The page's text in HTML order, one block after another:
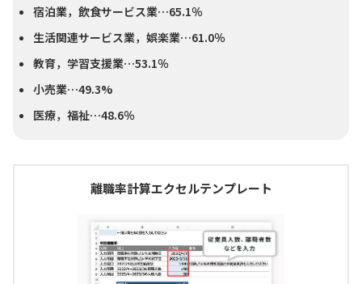
宿泊業，飲食サービス業…65.1％
生活関連サービス業，娯楽業…61.0％
教育，学習支援業…53.1％
小売業…49.3%
医療，福祉…48.6％
離職率計算エクセルテンプレート